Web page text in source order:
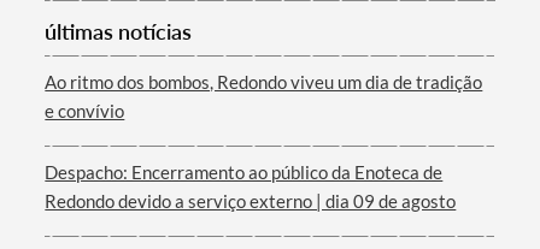
Termo de Pesquisa
últimas notícias
Ao ritmo dos bombos, Redondo viveu um dia de tradição
e convívio
Despacho: Encerramento ao público da Enoteca de
Redondo devido a serviço externo | dia 09 de agosto